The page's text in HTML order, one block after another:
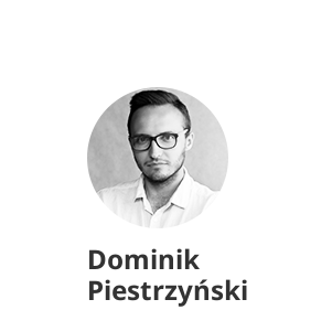
Dominik
Piestrzyński